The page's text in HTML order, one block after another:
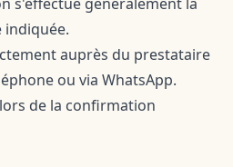
indiquée.
auprès du prestataire
ou via WhatsApp.
de la confirmation